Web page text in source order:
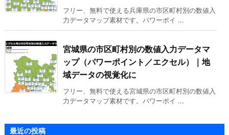
フリー、無料で使える兵庫県の市区町村別の数値入
力データマップ素材です。パワーポイ ...
宮城県の市区町村別の数値入力データマ
ップ（パワーポイント／エクセル）｜地
域データの視覚化に
フリー、無料で使える宮城県の市区町村別の数値入
力データマップ素材です。パワーポイ ...
最近の投稿